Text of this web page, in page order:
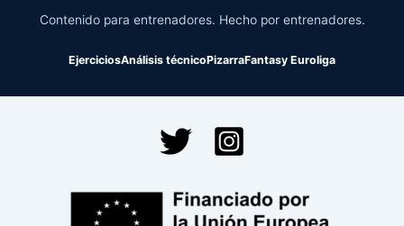
Contenido para entrenadores. Hecho por entrenadores.
EjerciciosAnálisis técnicoPizarraFantasy Euroliga